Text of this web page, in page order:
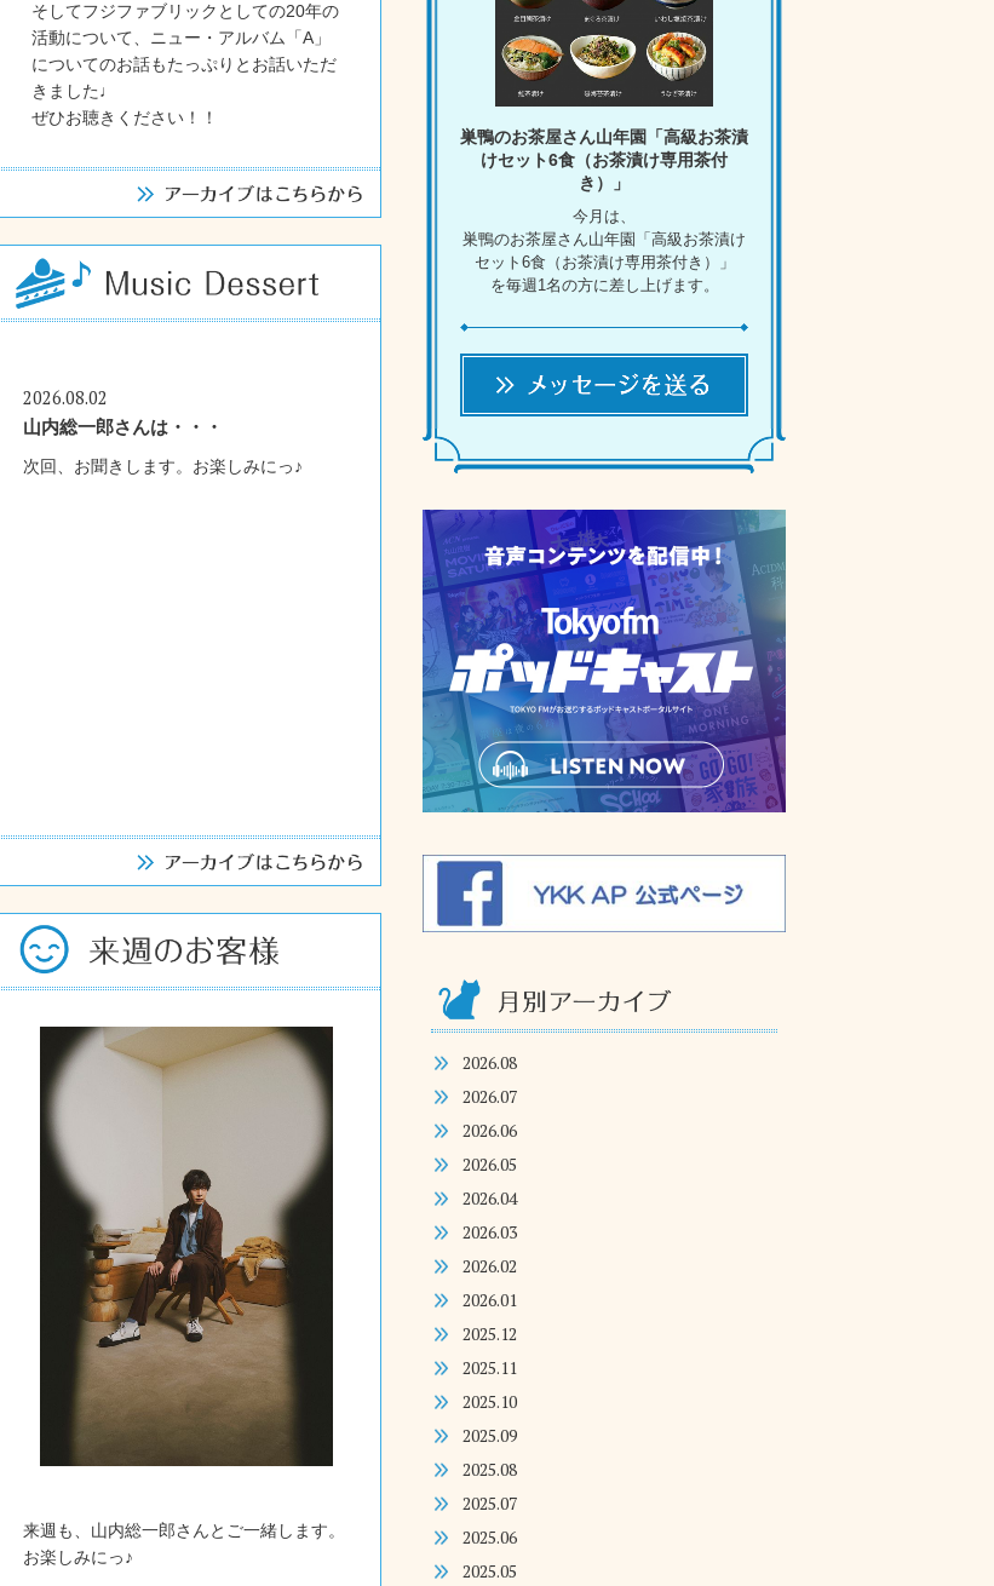
そしてフジファブリックとしての20年の
活動について、ニュー・アルバム「A」
についてのお話もたっぷりとお話いただ
きました♩
ぜひお聴きください！！
2026.08.02
山内総一郎さんは・・・
次回、お聞きします。お楽しみにっ♪
来週も、山内総一郎さんとご一緒します。
お楽しみにっ♪
巣鴨のお茶屋さん山年園「高級お茶漬
けセット6食（お茶漬け専用茶付
き）」
今月は、
巣鴨のお茶屋さん山年園「高級お茶漬け
セット6食（お茶漬け専用茶付き）」
を毎週1名の方に差し上げます。
2026.08
2026.07
2026.06
2026.05
2026.04
2026.03
2026.02
2026.01
2025.12
2025.11
2025.10
2025.09
2025.08
2025.07
2025.06
2025.05